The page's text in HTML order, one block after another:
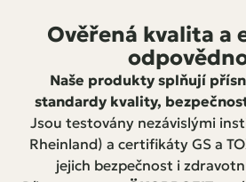
Ověřená kvalita a
Naše produkty splňují
standardy kvality,
Jsou testovány nezávislými
Rheinland) a certifikáty GS a
jejich bezpečnost i